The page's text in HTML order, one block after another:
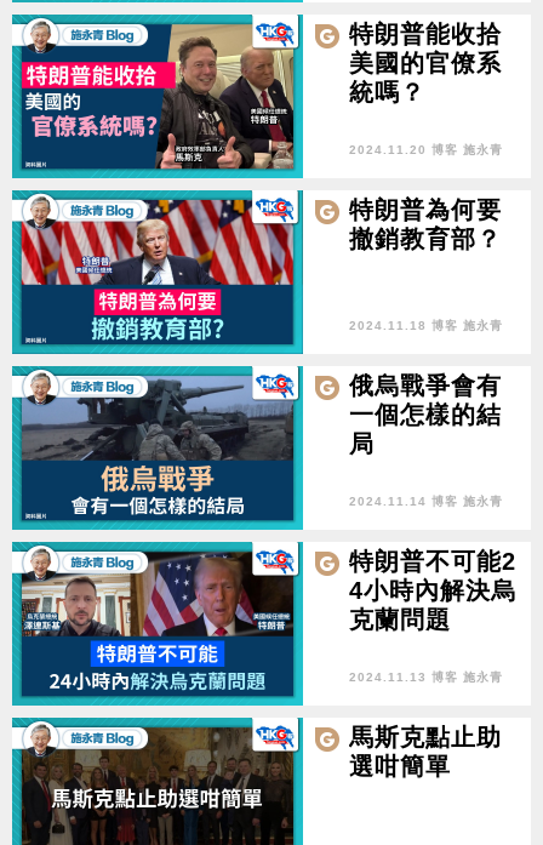
特朗普能收拾
美國的官僚系
統嗎？
2024.11.20 博客 施永青
特朗普為何要
撤銷教育部？
2024.11.18 博客 施永青
俄烏戰爭會有
一個怎樣的結
局
2024.11.14 博客 施永青
特朗普不可能2
4小時內解決烏
克蘭問題
2024.11.13 博客 施永青
馬斯克點止助
選咁簡單